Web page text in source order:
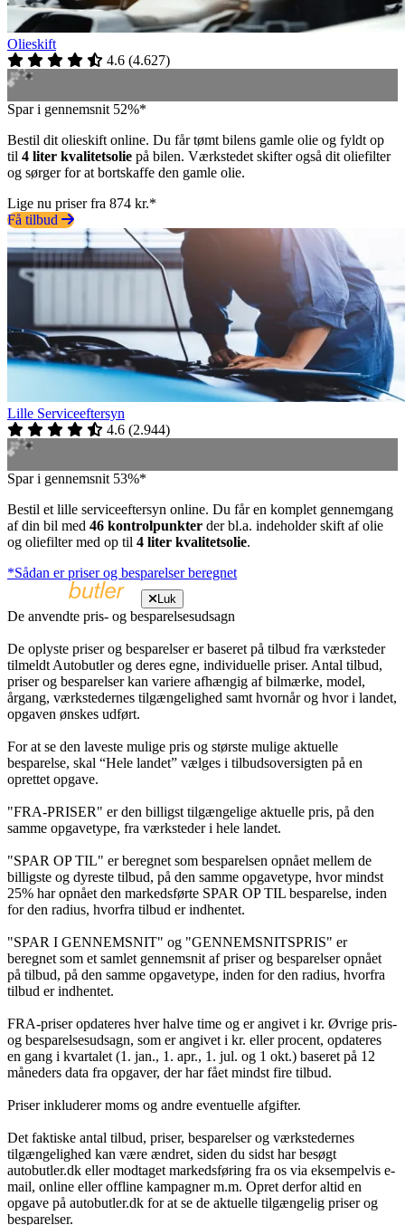
Olieskift
4.6 (4.627)
Spar i gennemsnit 52%*
Bestil dit olieskift online. Du får tømt bilens gamle olie og fyldt op
til 4 liter kvalitetsolie på bilen. Værkstedet skifter også dit oliefilter
og sørger for at bortskaffe den gamle olie.
Lige nu priser fra 874 kr.*
Få tilbud
Lille Serviceeftersyn
4.6 (2.944)
Spar i gennemsnit 53%*
Bestil et lille serviceeftersyn online. Du får en komplet gennemgang
af din bil med 46 kontrolpunkter der bl.a. indeholder skift af olie
og oliefilter med op til 4 liter kvalitetsolie.
*Sådan er priser og besparelser beregnet
Luk
De anvendte pris- og besparelsesudsagn
De oplyste priser og besparelser er baseret på tilbud fra værksteder
tilmeldt Autobutler og deres egne, individuelle priser. Antal tilbud,
priser og besparelser kan variere afhængig af bilmærke, model,
årgang, værkstedernes tilgængelighed samt hvornår og hvor i landet,
opgaven ønskes udført.
For at se den laveste mulige pris og største mulige aktuelle
besparelse, skal “Hele landet” vælges i tilbudsoversigten på en
oprettet opgave.
"FRA-PRISER" er den billigst tilgængelige aktuelle pris, på den
samme opgavetype, fra værksteder i hele landet.
"SPAR OP TIL" er beregnet som besparelsen opnået mellem de
billigste og dyreste tilbud, på den samme opgavetype, hvor mindst
25% har opnået den markedsførte SPAR OP TIL besparelse, inden
for den radius, hvorfra tilbud er indhentet.
"SPAR I GENNEMSNIT" og "GENNEMSNITSPRIS" er
beregnet som et samlet gennemsnit af priser og besparelser opnået
på tilbud, på den samme opgavetype, inden for den radius, hvorfra
tilbud er indhentet.
FRA-priser opdateres hver halve time og er angivet i kr. Øvrige pris-
og besparelsesudsagn, som er angivet i kr. eller procent, opdateres
en gang i kvartalet (1. jan., 1. apr., 1. jul. og 1 okt.) baseret på 12
måneders data fra opgaver, der har fået mindst fire tilbud.
Priser inkluderer moms og andre eventuelle afgifter.
Det faktiske antal tilbud, priser, besparelser og værkstedernes
tilgængelighed kan være ændret, siden du sidst har besøgt
autobutler.dk eller modtaget markedsføring fra os via eksempelvis e-
mail, online eller offline kampagner m.m. Opret derfor altid en
opgave på autobutler.dk for at se de aktuelle tilgængelig priser og
besparelser.